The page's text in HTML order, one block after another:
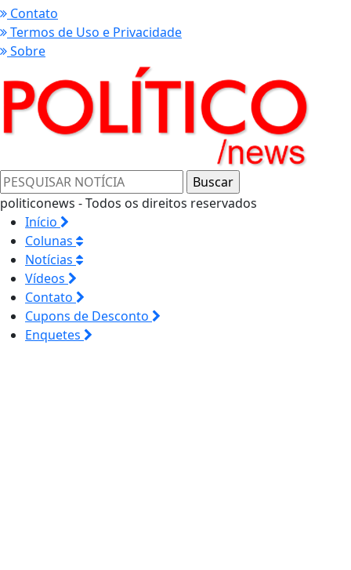
Contato
Termos de Uso e Privacidade
Sobre
politiconews - Todos os direitos reservados
Início
Colunas
Notícias
Vídeos
Contato
Cupons de Desconto
Enquetes